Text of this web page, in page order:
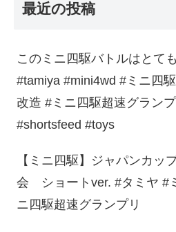
最近の投稿
このミニ四駆バトルはとて
#tamiya #mini4wd #ミニ四
改造 #ミニ四駆超速グラン
#shortsfeed #toys
【ミニ四駆】ジャパンカッ
会 ショートver. #タミヤ #
ニ四駆超速グランプリ